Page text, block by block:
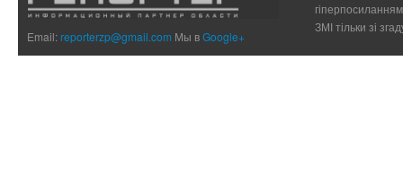
Email:reporterzp@gmail.com Мы вGoogle+
ЗМІ тільки зі